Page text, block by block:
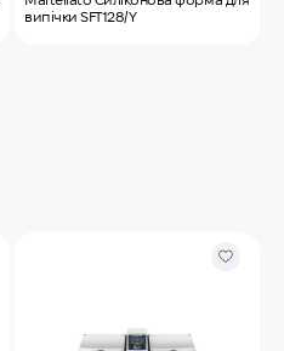
випічки SFT128/Y